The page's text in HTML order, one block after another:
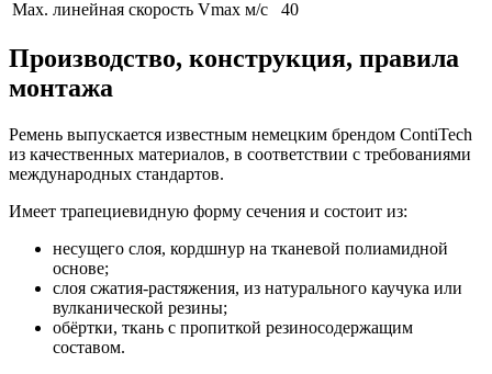
Max. линейная скорость Vmax м/с 40
Производство, конструкция, правила
монтажа
Ремень выпускается известным немецким брендом ContiTech
из качественных материалов, в соответствии с требованиями
международных стандартов.
Имеет трапециевидную форму сечения и состоит из:
несущего слоя, кордшнур на тканевой полиамидной
основе;
слоя сжатия-растяжения, из натурального каучука или
вулканической резины;
обёртки, ткань с пропиткой резиносодержащим
составом.